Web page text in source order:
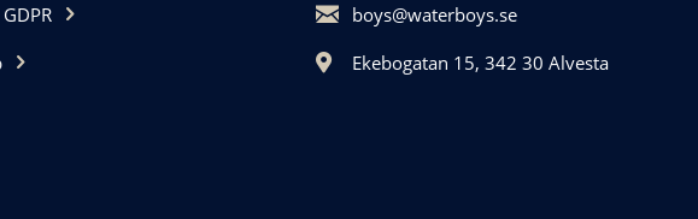
boys@waterboys.se
Ekebogatan 15, 342 30 Alvesta